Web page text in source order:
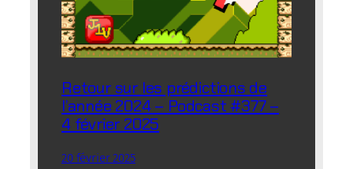
Retour sur les prédictions de
l’année 2024 – Podcast #377 –
4 février 2025
20 février 2025